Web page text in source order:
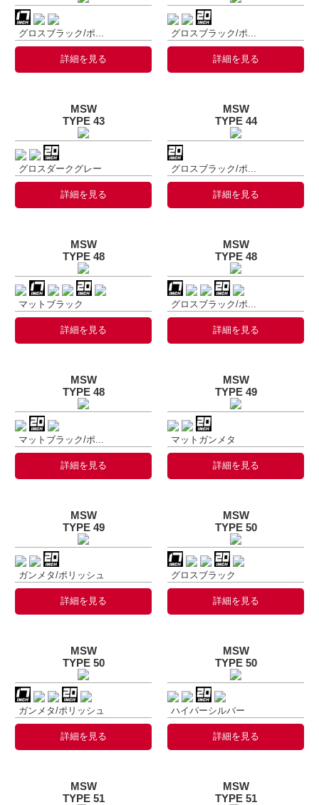
グロスブラック/ポ...
詳細を見る
グロスブラック/ポ...
詳細を見る
MSW
TYPE 43
グロスダークグレー
詳細を見る
MSW
TYPE 44
グロスブラック/ポ...
詳細を見る
MSW
TYPE 48
マットブラック
詳細を見る
MSW
TYPE 48
グロスブラック/ポ...
詳細を見る
MSW
TYPE 48
マットブラック/ポ...
詳細を見る
MSW
TYPE 49
マットガンメタ
詳細を見る
MSW
TYPE 49
ガンメタ/ポリッシュ
詳細を見る
MSW
TYPE 50
グロスブラック
詳細を見る
MSW
TYPE 50
ガンメタ/ポリッシュ
詳細を見る
MSW
TYPE 50
ハイパーシルバー
詳細を見る
MSW
TYPE 51
MSW
TYPE 51